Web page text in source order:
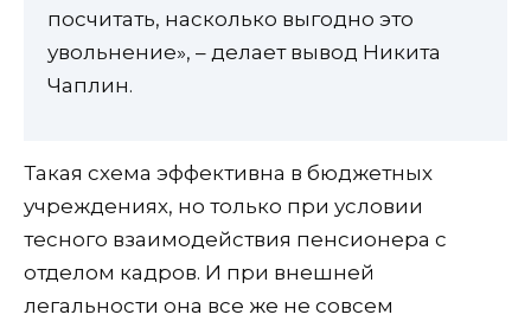
посчитать, насколько выгодно это
увольнение», – делает вывод Никита
Чаплин.
Такая схема эффективна в бюджетных
учреждениях, но только при условии
тесного взаимодействия пенсионера с
отделом кадров. И при внешней
легальности она все же не совсем